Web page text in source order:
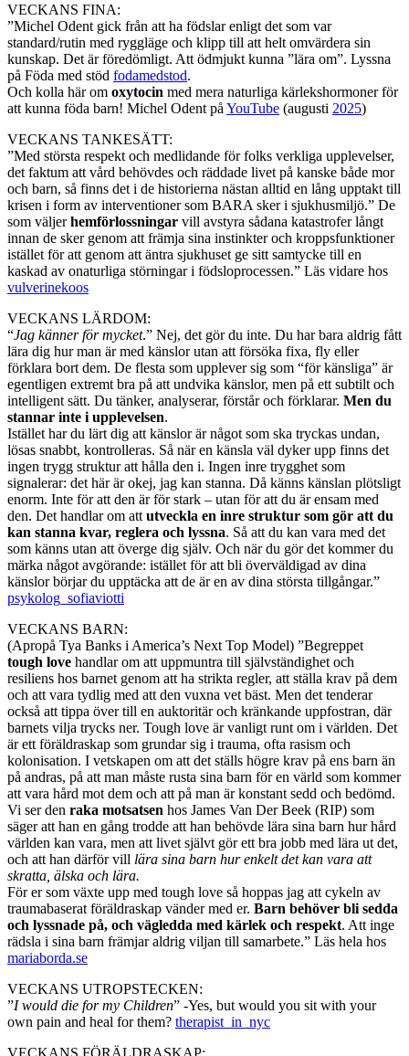
VECKANS FINA:
”Michel Odent gick från att ha födslar enligt det som var
standard/rutin med ryggläge och klipp till att helt omvärdera sin
kunskap. Det är föredömligt. Att ödmjukt kunna ”lära om”. Lyssna
på Föda med stöd fodamedstod.
Och kolla här om oxytocin med mera naturliga kärlekshormoner för
att kunna föda barn! Michel Odent på YouTube (augusti 2025)
VECKANS TANKESÄTT:
”Med största respekt och medlidande för folks verkliga upplevelser,
det faktum att vård behövdes och räddade livet på kanske både mor
och barn, så finns det i de historierna nästan alltid en lång upptakt till
krisen i form av interventioner som BARA sker i sjukhusmiljö.” De
som väljerhemförlossningar vill avstyra sådana katastrofer långt
innan de sker genom att främja sina instinkter och kroppsfunktioner
istället för att genom att äntra sjukhuset ge sitt samtycke till en
kaskad av onaturliga störningar i födsloprocessen.” Läs vidare hos
vulverinekoos
VECKANS LÄRDOM:
“Jag känner för mycket.” Nej, det gör du inte. Du har bara aldrig fått
lära dig hur man är med känslor utan att försöka fixa, fly eller
förklara bort dem. De flesta som upplever sig som “för känsliga” är
egentligen extremt bra på att undvika känslor, men på ett subtilt och
intelligent sätt. Du tänker, analyserar, förstår och förklarar. Men du
stannar inte i upplevelsen.
Istället har du lärt dig att känslor är något som ska tryckas undan,
lösas snabbt, kontrolleras. Så när en känsla väl dyker upp finns det
ingen trygg struktur att hålla den i. Ingen inre trygghet som
signalerar: det här är okej, jag kan stanna. Då känns känslan plötsligt
enorm. Inte för att den är för stark – utan för att du är ensam med
den. Det handlar om att utveckla en inre struktur som gör att du
kan stanna kvar, reglera och lyssna. Så att du kan vara med det
som känns utan att överge dig själv. Och när du gör det kommer du
märka något avgörande: istället för att bli överväldigad av dina
känslor börjar du upptäcka att de är en av dina största tillgångar.”
psykolog_sofiaviotti
VECKANS BARN:
(Apropå Tya Banks i America’s Next Top Model) ”Begreppet
tough love handlar om att uppmuntra till självständighet och
resiliens hos barnet genom att ha strikta regler, att ställa krav på dem
och att vara tydlig med att den vuxna vet bäst. Men det tenderar
också att tippa över till en auktoritär och kränkande uppfostran, där
barnets vilja trycks ner. Tough love är vanligt runt om i världen. Det
är ett föräldraskap som grundar sig i trauma, ofta rasism och
kolonisation. I vetskapen om att det ställs högre krav på ens barn än
på andras, på att man måste rusta sina barn för en värld som kommer
att vara hård mot dem och att på man är konstant sedd och bedömd.
Vi ser den raka motsatsen hos James Van Der Beek (RIP) som
säger att han en gång trodde att han behövde lära sina barn hur hård
världen kan vara, men att livet självt gör ett bra jobb med lära ut det,
och att han därför vill lära sina barn hur enkelt det kan vara att
skratta, älska och lära.
För er som växte upp med tough love så hoppas jag att cykeln av
traumabaserat föräldraskap vänder med er. Barn behöver bli sedda
och lyssnade på, och vägledda med kärlek och respekt. Att inge
rädsla i sina barn främjar aldrig viljan till samarbete.” Läs hela hos
mariaborda.se
VECKANS UTROPSTECKEN:
”I would die for my Children” -Yes, but would you sit with your
own pain and heal for them? therapist_in_nyc
VECKANS FÖRÄLDRASKAP: